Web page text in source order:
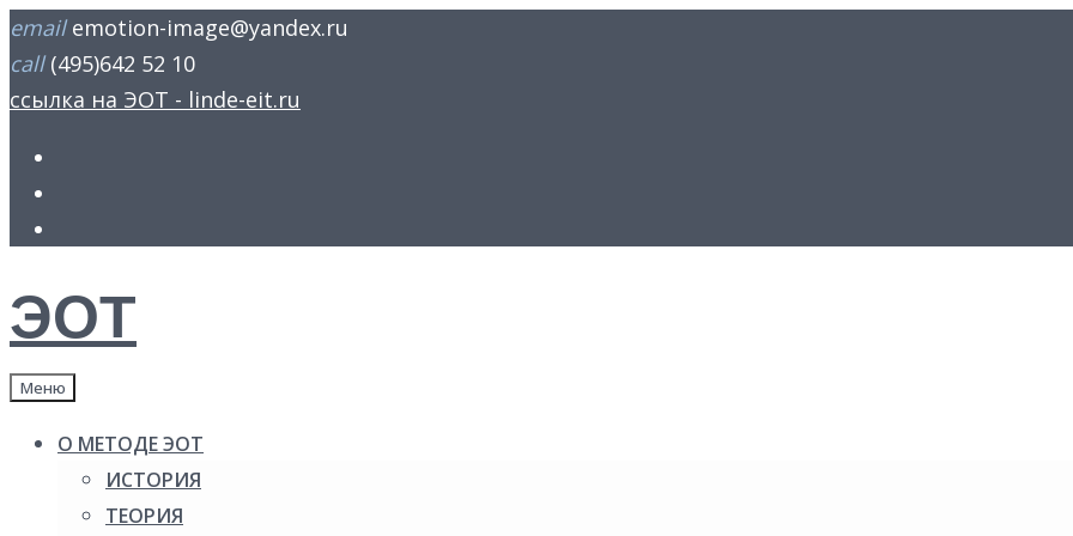
Skip
to
content
emailemotion-image@yandex.ru
call(495)642 52 10
ссылка на ЭОТ - linde-eit.ru
ЭОТ
Меню
О МЕТОДЕ ЭОТ
ИСТОРИЯ
ТЕОРИЯ